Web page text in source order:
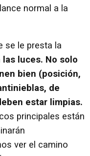
normal a la
se le presta la
las luces. No solo
bien (posición,
de
estar limpias.
principales están
ver el camino